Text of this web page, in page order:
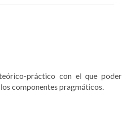
práctico con el que poder
componentes pragmáticos.